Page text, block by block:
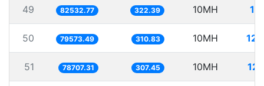
49 82532.77 322.39 10MH
50 79573.49 310.83 10MH
51 78707.31 307.45 10MH